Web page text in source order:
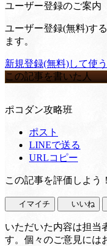
ユーザー登録のご案内
ユーザー登録(無料)す
ます。
新規登録(無料)して使う
この記事を書いた人
ポコダン攻略班
ポスト
LINEで送る
URLコピー
この記事を評価しよう！
イマイチ いいね
いただいた内容は担当
す。個々のご意見には